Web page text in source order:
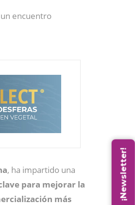
encuentro
, ha impartido una
para mejorar la
más
¡Newsletter!